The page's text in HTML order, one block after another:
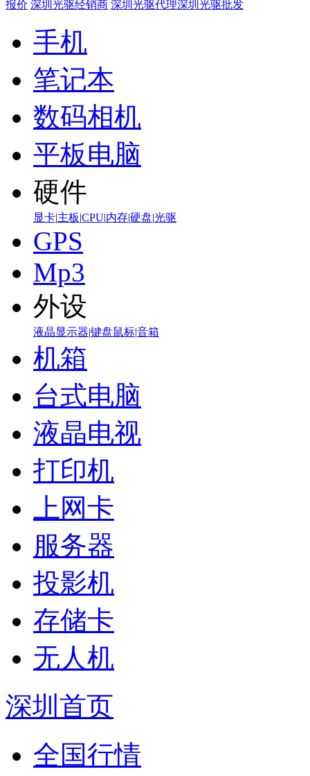
报价 深圳光驱经销商 深圳光驱代理深圳光驱批发
手机
笔记本
数码相机
平板电脑
硬件
显卡|主板|CPU|内存|硬盘|光驱
GPS
Mp3
外设
液晶显示器|键盘鼠标|音箱
机箱
台式电脑
液晶电视
打印机
上网卡
服务器
投影机
存储卡
无人机
深圳首页
全国行情